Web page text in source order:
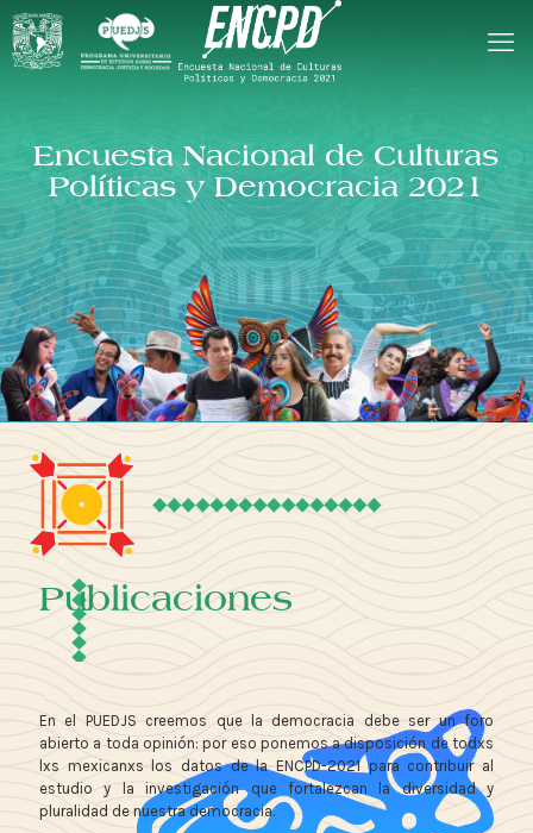
Encuesta Nacional de Culturas
Políticas y Democracia 2021
Publicaciones
En el PUEDJS creemos que la democracia debe ser un foro
abierto a toda opinión: por eso ponemos a disposición de todxs
lxs mexicanxs los datos de la ENCPD-2021 para contribuir al
estudio y la investigación que fortalezcan la diversidad y
pluralidad de nuestra democracia.